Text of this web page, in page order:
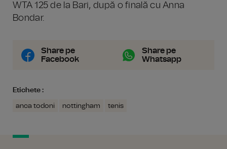
WTA 125 de la Bari, după o finală cu Anna
Bondar.
Share pe
Facebook
Share pe
Whatsapp
Etichete :
anca todoni nottingham tenis